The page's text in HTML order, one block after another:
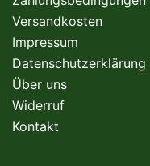
Versandkosten
Impressum
Datenschutzerklärung
Über uns
Widerruf
Kontakt